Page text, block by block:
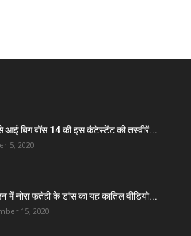
आई बिग बॉस 14 की इस कंटेस्टेंट की तस्वीरें...
5, 2020
में नोरा फतेही के डांस का यह कातिल वीडियो...
15, 2020